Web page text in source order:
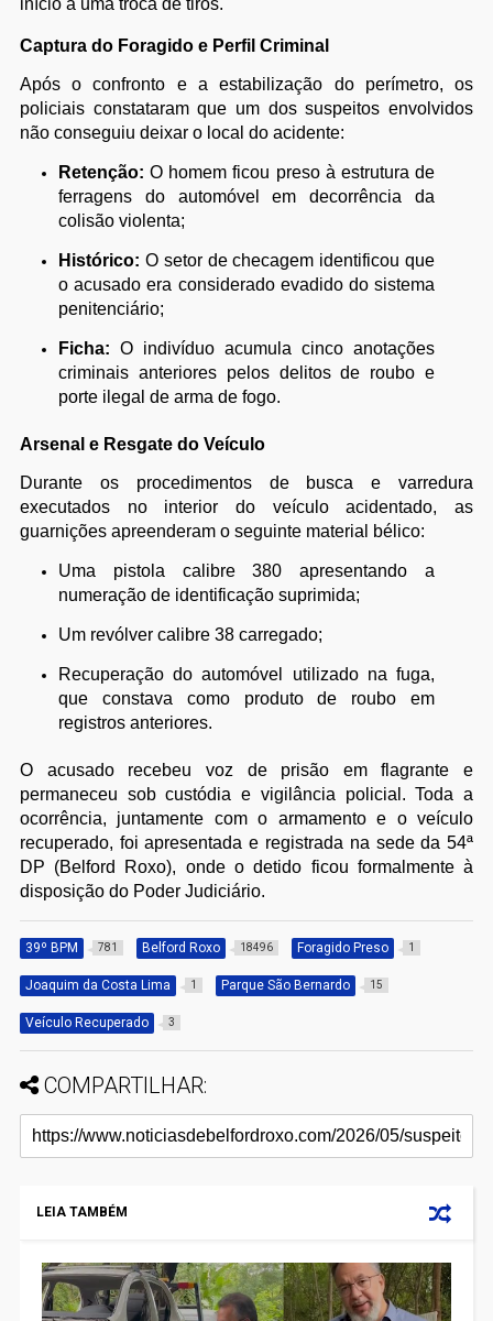
início a uma troca de tiros.
Captura do Foragido e Perfil Criminal
Após o confronto e a estabilização do perímetro, os
policiais constataram que um dos suspeitos envolvidos
não conseguiu deixar o local do acidente:
Retenção: O homem ficou preso à estrutura de
ferragens do automóvel em decorrência da
colisão violenta;
Histórico: O setor de checagem identificou que
o acusado era considerado evadido do sistema
penitenciário;
Ficha: O indivíduo acumula cinco anotações
criminais anteriores pelos delitos de roubo e
porte ilegal de arma de fogo.
Arsenal e Resgate do Veículo
Durante os procedimentos de busca e varredura
executados no interior do veículo acidentado, as
guarnições apreenderam o seguinte material bélico:
Uma pistola calibre 380 apresentando a
numeração de identificação suprimida;
Um revólver calibre 38 carregado;
Recuperação do automóvel utilizado na fuga,
que constava como produto de roubo em
registros anteriores.
O acusado recebeu voz de prisão em flagrante e
permaneceu sob custódia e vigilância policial. Toda a
ocorrência, juntamente com o armamento e o veículo
recuperado, foi apresentada e registrada na sede da 54ª
DP (Belford Roxo), onde o detido ficou formalmente à
disposição do Poder Judiciário.
39º BPM 781 Belford Roxo 18496 Foragido Preso 1
Joaquim da Costa Lima 1 Parque São Bernardo 15
Veículo Recuperado 3
COMPARTILHAR:
LEIA TAMBÉM